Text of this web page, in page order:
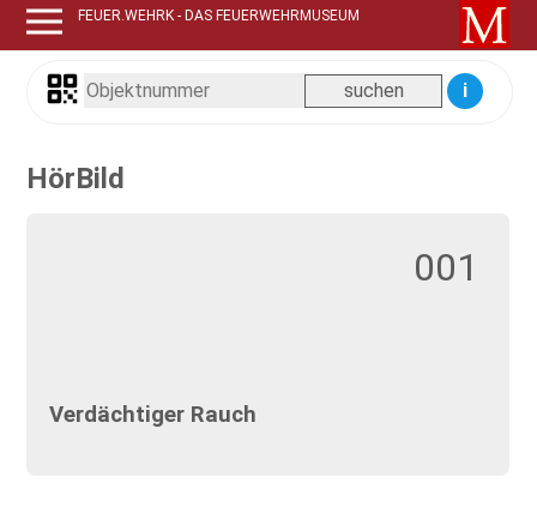
FEUER.WEHRK - DAS FEUERWEHRMUSEUM
i
HörBild
001
Verdächtiger Rauch